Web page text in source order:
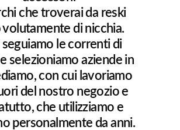
che troverai da reski
volutamente di nicchia.
seguiamo le correnti di
selezioniamo aziende in
con cui lavoriamo
del nostro negozio e
che utilizziamo e
personalmente da anni.